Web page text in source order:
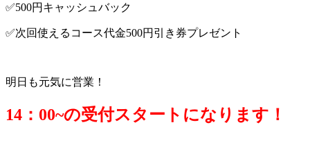
✅500円キャッシュバック
✅次回使えるコース代金500円引き券プレゼント
明日も元気に営業！
14：00~の受付スタートになります！